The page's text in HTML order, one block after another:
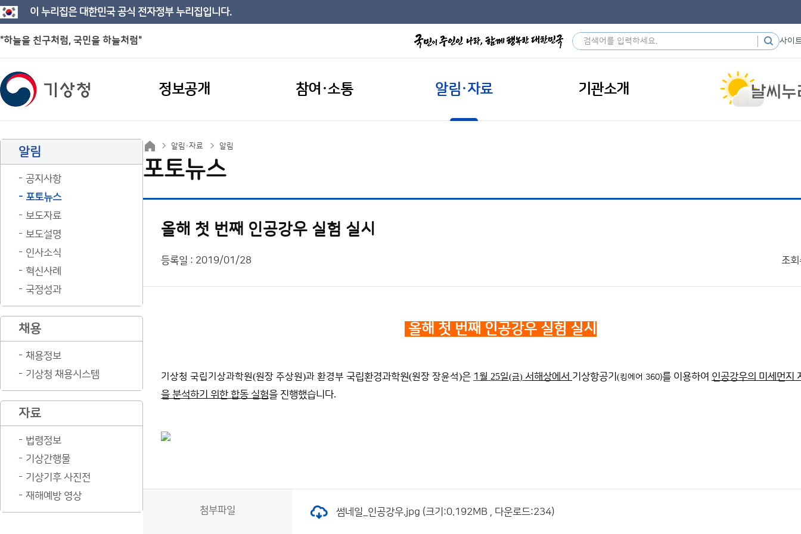
이 누리집은 대한민국 공식 전자정부 누리집입니다.
"하늘을 친구처럼, 국민을 하늘처럼" 사이
정보공개 참여·소통 알림·자료 기관소개
알림
공지사항
포토뉴스
보도자료
보도설명
인사소식
혁신사례
국정성과
채용
채용정보
기상청 채용시스템
자료
법령정보
기상간행물
기상기후 사진전
재해예방 영상
알림·자료 알림
포토뉴스
올해 첫 번째 인공강우 실험 실시
등록일 : 2019/01/28 조회
올해 첫 번째 인공강우 실험 실시
기상청 국립기상과학원(원장 주상원)과 환경부 국립환경과학원(원장 장윤석)은 1월 25일(금) 서해상에서 기상항공기 (킹에어 360)를 이용하여 인공강우의 미세먼지
을 분석하기 위한 합동 실험을 진행했습니다.
첨부파일 썸네일_인공강우.jpg (크기:0.192MB , 다운로드:234)